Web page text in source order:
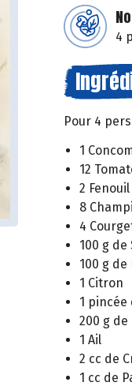
4
Pour 4
1
12
2 Fenouil
8
4
100 g
100 g
1 Citron
1
200 g
1 Ail
2 cc de
1 cc de